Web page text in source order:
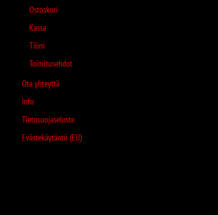
Ostoskori
Kassa
Tilini
Toimitusehdot
Ota yhteyttä
Info
Tietosuojaseloste
Evästekäytäntö (EU)